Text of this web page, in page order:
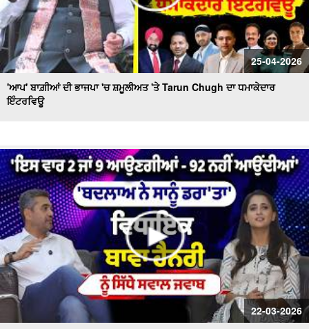
25-04-2026
'ਆਪ' ਬਾਗ਼ੀਆਂ ਦੀ ਭਾਜਪਾ 'ਚ ਸ਼ਮੂਲੀਅਤ 'ਤੇ Tarun Chugh ਦਾ ਧਮਾਕੇਦਾਰ
ਇੰਟਰਵਿਊ
22-03-2026